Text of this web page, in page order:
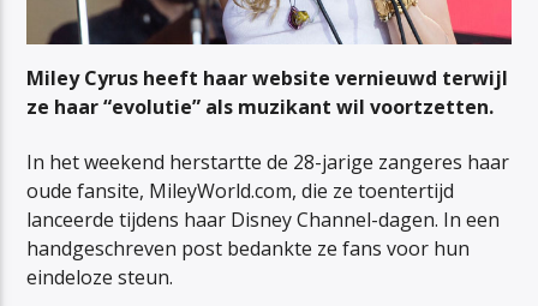
Miley Cyrus heeft haar website vernieuwd terwijl
ze haar “evolutie” als muzikant wil voortzetten.
In het weekend herstartte de 28-jarige zangeres haar
oude fansite, MileyWorld.com, die ze toentertijd
lanceerde tijdens haar Disney Channel-dagen. In een
handgeschreven post bedankte ze fans voor hun
eindeloze steun.